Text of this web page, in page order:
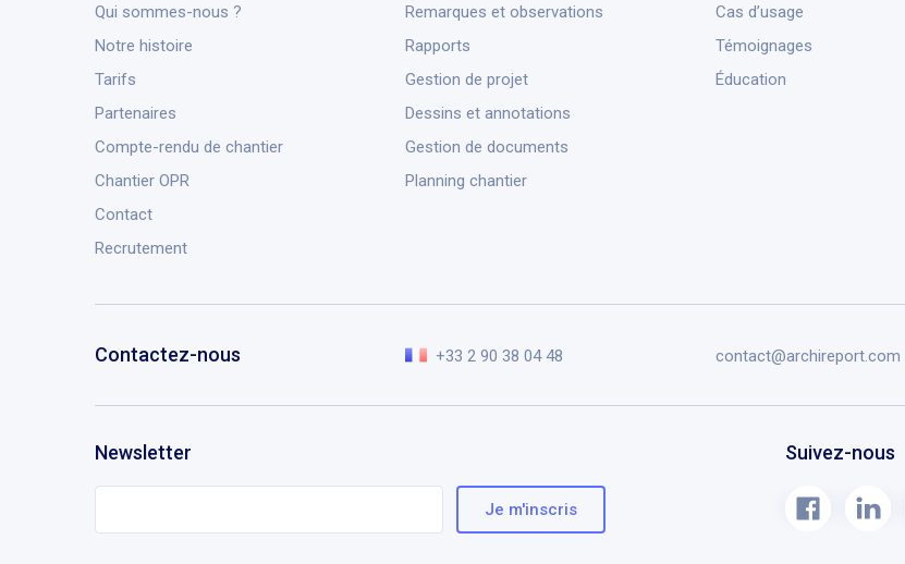
Qui sommes-nous ?
Notre histoire
Tarifs
Partenaires
Compte-rendu de chantier
Chantier OPR
Contact
Recrutement
Remarques et observations
Rapports
Gestion de projet
Dessins et annotations
Gestion de documents
Planning chantier
Cas d’usage
Témoignages
Éducation
Contactez-nous +33 2 90 38 04 48 contact@archireport.com
Newsletter Suivez-nous